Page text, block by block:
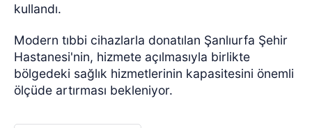
kullandı.
Modern tıbbi cihazlarla donatılan Şanlıurfa Şehir
Hastanesi'nin, hizmete açılmasıyla birlikte
bölgedeki sağlık hizmetlerinin kapasitesini önemli
ölçüde artırması bekleniyor.